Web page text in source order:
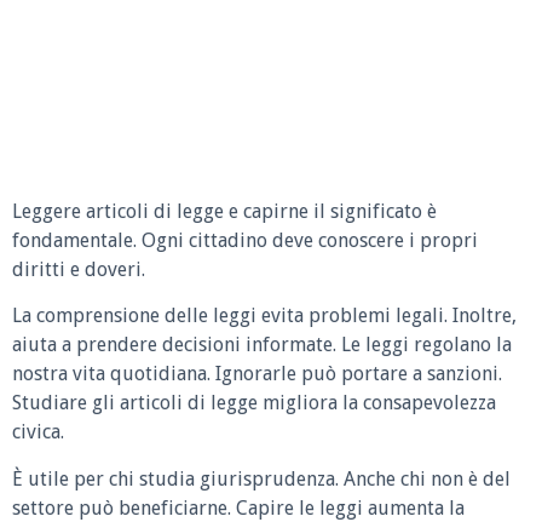
Leggere articoli di legge e capirne il significato è
fondamentale. Ogni cittadino deve conoscere i propri
diritti e doveri.
La comprensione delle leggi evita problemi legali. Inoltre,
aiuta a prendere decisioni informate. Le leggi regolano la
nostra vita quotidiana. Ignorarle può portare a sanzioni.
Studiare gli articoli di legge migliora la consapevolezza
civica.
È utile per chi studia giurisprudenza. Anche chi non è del
settore può beneficiarne. Capire le leggi aumenta la